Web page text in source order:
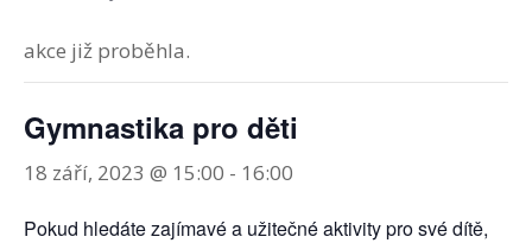
akce již proběhla.
Gymnastika pro děti
18 září, 2023 @ 15:00 - 16:00
Pokud hledáte zajímavé a užitečné aktivity pro své dítě,